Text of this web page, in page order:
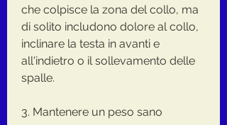
che colpisce la zona del collo, ma
di solito includono dolore al collo,
inclinare la testa in avanti e
all'indietro o il sollevamento delle
spalle.
3. Mantenere un peso sano